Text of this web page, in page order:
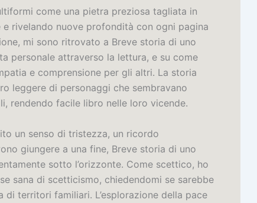
come una pietra preziosa tagliata in
rivelando nuove profondità con ogni pagina
mi sono ritrovato a Breve storia di uno
personale attraverso la lettura, e su come
e comprensione per gli altri. La storia
leggere di personaggi che sembravano
rendendo facile libro nelle loro vicende.
un senso di tristezza, un ricordo
giungere a una fine, Breve storia di uno
sotto l’orizzonte. Come scettico, ho
sana di scetticismo, chiedendomi se sarebbe
territori familiari. L’esplorazione della pace